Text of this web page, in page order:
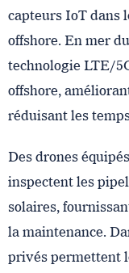
capteurs IoT dans
offshore. En mer
technologie LTE/
offshore,
réduisant les
Des drones
inspectent les
solaires,
la maintenance.
privés permettent